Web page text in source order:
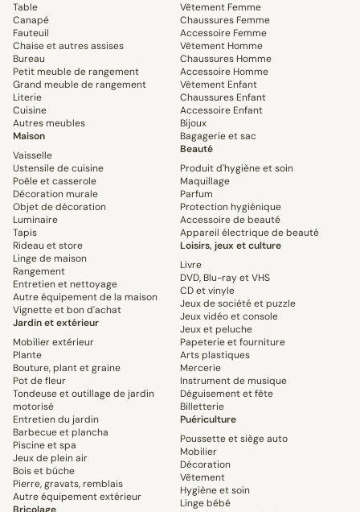
Table
Canapé
Fauteuil
Chaise et autres assises
Bureau
Petit meuble de rangement
Grand meuble de rangement
Literie
Cuisine
Autres meubles
Maison
Vaisselle
Ustensile de cuisine
Poêle et casserole
Décoration murale
Objet de décoration
Luminaire
Tapis
Rideau et store
Linge de maison
Rangement
Entretien et nettoyage
Autre équipement de la maison
Vignette et bon d'achat
Jardin et extérieur
Mobilier extérieur
Plante
Bouture, plant et graine
Pot de fleur
Tondeuse et outillage de jardin
motorisé
Entretien du jardin
Barbecue et plancha
Piscine et spa
Jeux de plein air
Bois et bûche
Pierre, gravats, remblais
Autre équipement extérieur
Vêtement Femme
Chaussures Femme
Accessoire Femme
Vêtement Homme
Chaussures Homme
Accessoire Homme
Vêtement Enfant
Chaussures Enfant
Accessoire Enfant
Bijoux
Bagagerie et sac
Beauté
Produit d'hygiène et soin
Maquillage
Parfum
Protection hygiénique
Accessoire de beauté
Appareil électrique de beauté
Loisirs, jeux et culture
Livre
DVD, Blu-ray et VHS
CD et vinyle
Jeux de société et puzzle
Jeux vidéo et console
Jeux et peluche
Papeterie et fourniture
Arts plastiques
Mercerie
Instrument de musique
Déguisement et fête
Billetterie
Puériculture
Poussette et siège auto
Mobilier
Décoration
Vêtement
Hygiène et soin
Linge bébé